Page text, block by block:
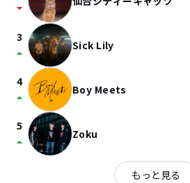
arrow_drop_down
3
arrow_drop_up Sick Lily
4
arrow_drop_up Boy Meets
5
arrow_drop_up Zoku
もっと見る